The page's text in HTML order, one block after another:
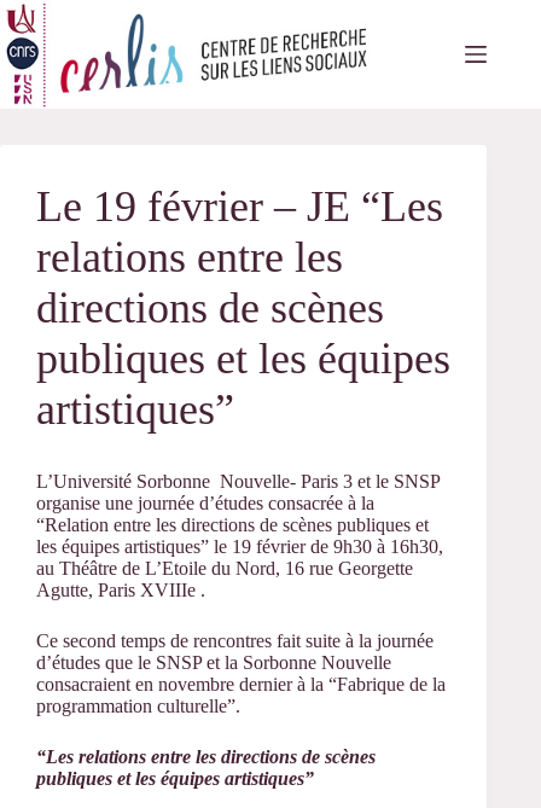
Passer
au
contenu
Le 19 février – JE “Les
relations entre les
directions de scènes
publiques et les équipes
artistiques”
L’Université Sorbonne Nouvelle- Paris 3 et le SNSP
organise une journée d’études consacrée à la
“Relation entre les directions de scènes publiques et
les équipes artistiques” le 19 février de 9h30 à 16h30,
au Théâtre de L’Etoile du Nord, 16 rue Georgette
Agutte, Paris XVIIIe .
Ce second temps de rencontres fait suite à la journée
d’études que le SNSP et la Sorbonne Nouvelle
consacraient en novembre dernier à la “Fabrique de la
programmation culturelle”.
“Les relations entre les directions de scènes
publiques et les équipes artistiques”